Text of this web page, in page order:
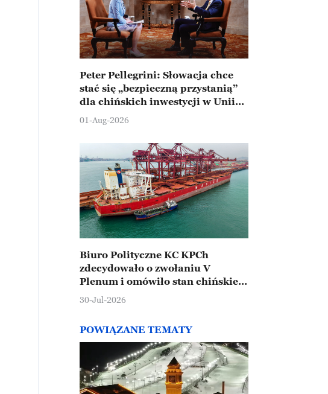
Peter Pellegrini: Słowacja chce
stać się „bezpieczną przystanią”
dla chińskich inwestycji w Unii
Europejskiej
01-Aug-2026
Biuro Polityczne KC KPCh
zdecydowało o zwołaniu V
Plenum i omówiło stan chińskiej
gospodarki
30-Jul-2026
POWIĄZANE TEMATY